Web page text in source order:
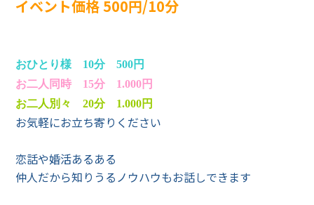
イベント価格 500円/10分
おひとり様 10分 500円
お二人同時 15分 1.000円
お二人別々 20分 1.000円
お気軽にお立ち寄りください
恋話や婚活あるある
仲人だから知りうるノウハウもお話しできます